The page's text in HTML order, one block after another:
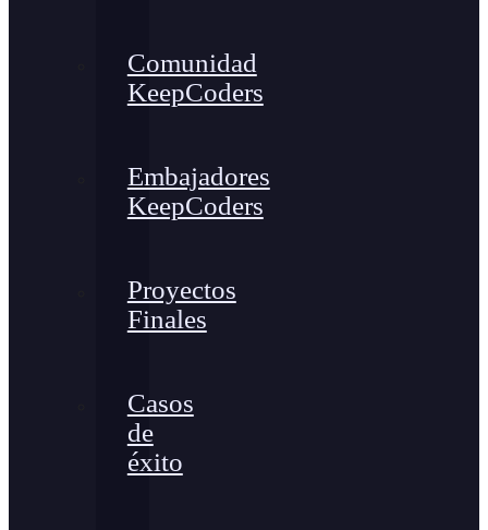
Comunidad
KeepCoders
Embajadores
KeepCoders
Proyectos
Finales
Casos
de
éxito